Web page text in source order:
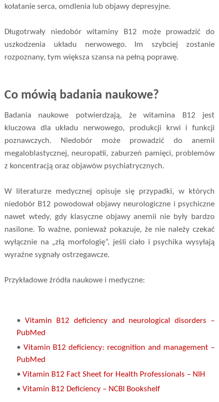
kołatanie serca, omdlenia lub objawy depresyjne.
Długotrwały niedobór witaminy B12 może prowadzić do
uszkodzenia układu nerwowego. Im szybciej zostanie
rozpoznany, tym większa szansa na pełną poprawę.
Co mówią badania naukowe?
Badania naukowe potwierdzają, że witamina B12 jest
kluczowa dla układu nerwowego, produkcji krwi i funkcji
poznawczych. Niedobór może prowadzić do anemii
megaloblastycznej, neuropatii, zaburzeń pamięci, problemów
z koncentracją oraz objawów psychiatrycznych.
W literaturze medycznej opisuje się przypadki, w których
niedobór B12 powodował objawy neurologiczne i psychiczne
nawet wtedy, gdy klasyczne objawy anemii nie były bardzo
nasilone. To ważne, ponieważ pokazuje, że nie należy czekać
wyłącznie na „złą morfologię”, jeśli ciało i psychika wysyłają
wyraźne sygnały ostrzegawcze.
Przykładowe źródła naukowe i medyczne:
•Vitamin B12 deficiency and neurological disorders –
PubMed
• Vitamin B12 deficiency: recognition and management –
PubMed
•Vitamin B12 Fact Sheet for Health Professionals – NIH
•Vitamin B12 Deficiency – NCBI Bookshelf